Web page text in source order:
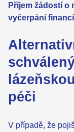
Příjem žádostí o
vyčerpání
péči
V případě, že